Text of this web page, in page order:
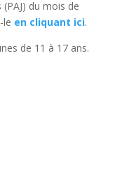
du mois de
le en cliquant ici.
de 11 à 17 ans.